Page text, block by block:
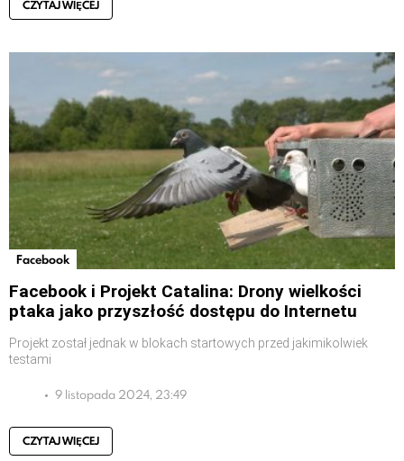
CZYTAJ WIĘCEJ
Facebook
Facebook i Projekt Catalina: Drony wielkości
ptaka jako przyszłość dostępu do Internetu
Projekt został jednak w blokach startowych przed jakimikolwiek
testami
9 listopada 2024, 23:49
CZYTAJ WIĘCEJ